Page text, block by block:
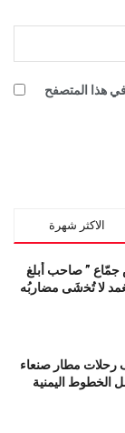
هذا المتصفح
الاكثر شهرة
” صاحب أبلغ
ﻻ ﺗُﺨشَى مضاربُه
رحلات مطار صنعاء
الخطوط اليمنية